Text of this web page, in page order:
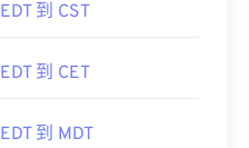
EDT 到 CST
EDT 到 CET
EDT 到 MDT